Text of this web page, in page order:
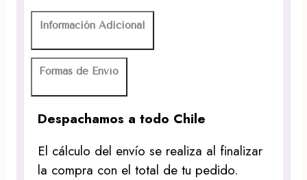
Información Adicional
Formas de Envío
Despachamos a todo Chile
El cálculo del envío se realiza al finalizar
la compra con el total de tu pedido.